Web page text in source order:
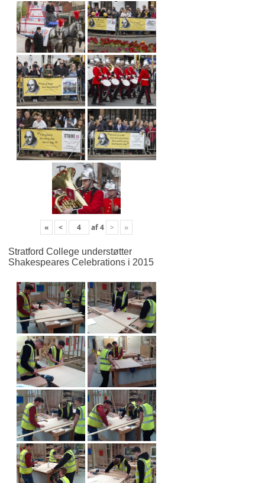
« < af4 > »
Stratford College understøtter
Shakespeares Celebrations i 2015